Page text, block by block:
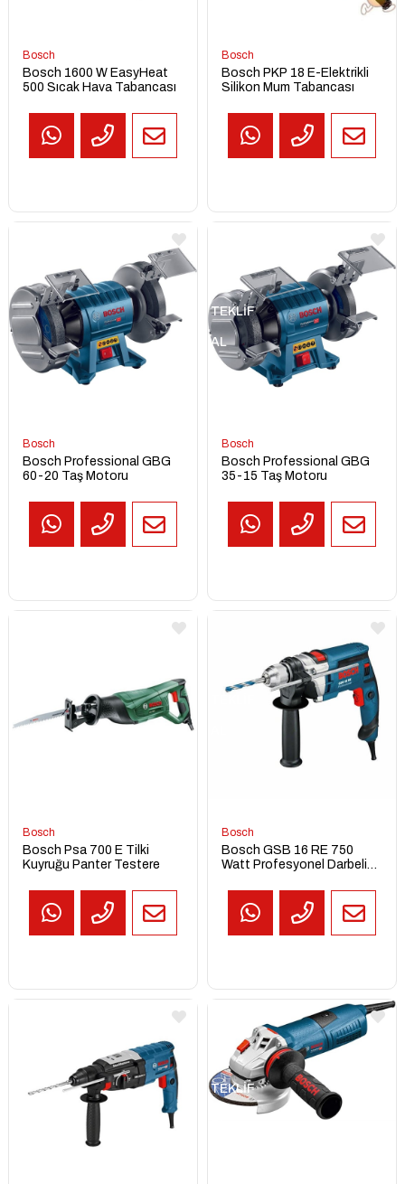
Bosch
Bosch 1600 W EasyHeat
500 Sıcak Hava Tabancası
Bosch
Bosch PKP 18 E-Elektrikli
Silikon Mum Tabancası
TEKLİF
AL
Bosch
Bosch Professional GBG
60-20 Taş Motoru
Bosch
Bosch Professional GBG
35-15 Taş Motoru
Bosch
Bosch Psa 700 E Tilki
Kuyruğu Panter Testere
Bosch
Bosch GSB 16 RE 750
Watt Profesyonel Darbeli
TEKLİF